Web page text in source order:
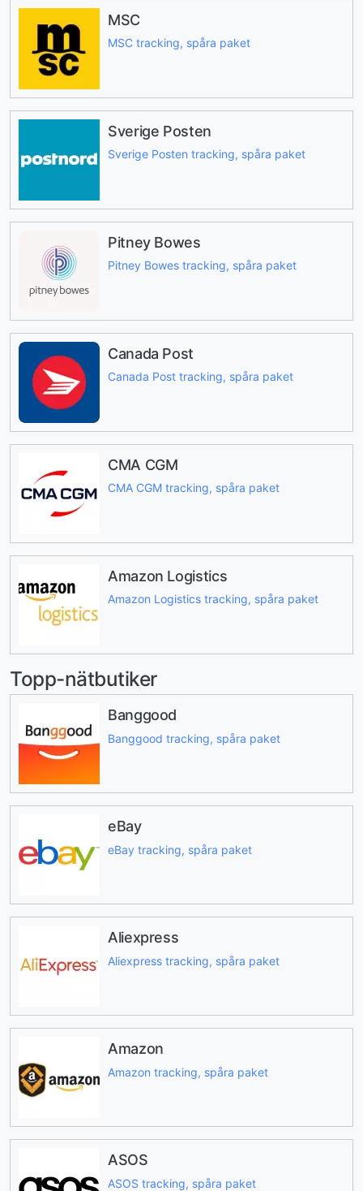
MSC
MSC tracking, spåra paket
Sverige Posten
Sverige Posten tracking, spåra paket
Pitney Bowes
Pitney Bowes tracking, spåra paket
Canada Post
Canada Post tracking, spåra paket
CMA CGM
CMA CGM tracking, spåra paket
Amazon Logistics
Amazon Logistics tracking, spåra paket
Topp-nätbutiker
Banggood
Banggood tracking, spåra paket
eBay
eBay tracking, spåra paket
Aliexpress
Aliexpress tracking, spåra paket
Amazon
Amazon tracking, spåra paket
ASOS
ASOS tracking, spåra paket